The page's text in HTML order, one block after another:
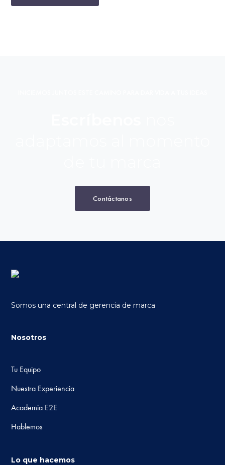
Contáctanos
Somos una central de gerencia de marca
Nosotros
Tu Equipo
Nuestra Experiencia
Academia E2E
Hablemos
Lo que hacemos